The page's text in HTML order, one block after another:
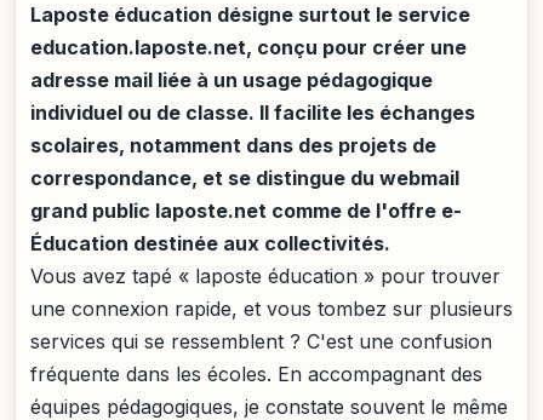
Laposte éducation désigne surtout le service
education.laposte.net, conçu pour créer une
adresse mail liée à un usage pédagogique
individuel ou de classe. Il facilite les échanges
scolaires, notamment dans des projets de
correspondance, et se distingue du webmail
grand public laposte.net comme de l'offre e-
Éducation destinée aux collectivités.
Vous avez tapé « laposte éducation » pour trouver
une connexion rapide, et vous tombez sur plusieurs
services qui se ressemblent ? C'est une confusion
fréquente dans les écoles. En accompagnant des
équipes pédagogiques, je constate souvent le même